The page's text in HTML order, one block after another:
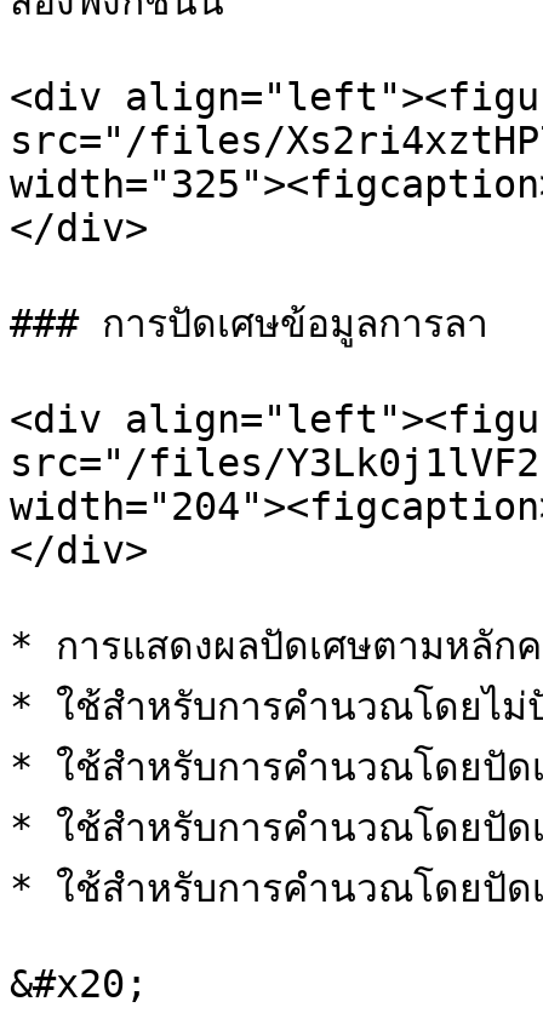
<div
src="/files/
</div>
### การปัดเศษข้อมูลการลา
<div
src="/files/
</div>
* การแสดงผลปัดเศษตามหลั
* ใช้สำหรับการคำนวณโดยไ
* ใช้สำหรับการคำนวณโดยปั
* ใช้สำหรับการคำนวณโดยปั
* ใช้สำหรับการคำนวณโดยปัด
&#x20;